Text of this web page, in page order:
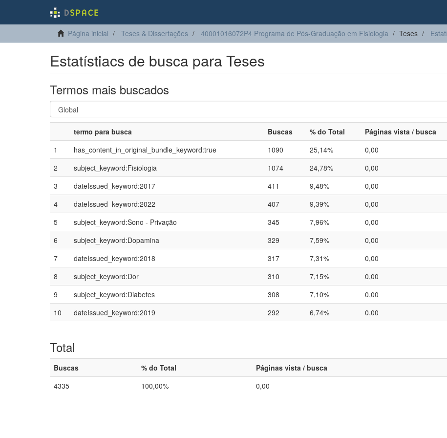
Página inicial Teses & Dissertações 40001016072P4 Programa de Pós-Graduação em Fisiologia Teses
Estatístiacs de busca para Teses
Termos mais buscados
termo para busca Buscas % do Total
Páginas vista / busca
1
has_content_in_original_bundle_keyword:true 1090 25,14%
0,00
2
subject_keyword:Fisiologia 1074 24,78%
0,00
3
dateIssued_keyword:2017 411 9,48%
0,00
4
dateIssued_keyword:2022 407 9,39%
0,00
5
subject_keyword:Sono - Privação 345 7,96%
0,00
6
subject_keyword:Dopamina 329 7,59%
0,00
7
dateIssued_keyword:2018 317 7,31%
0,00
8
subject_keyword:Dor 310 7,15%
0,00
9
subject_keyword:Diabetes 308 7,10%
0,00
10
dateIssued_keyword:2019 292 6,74% 0,00
Total
Buscas % do Total
Páginas vista / busca
4335
100,00% 0,00